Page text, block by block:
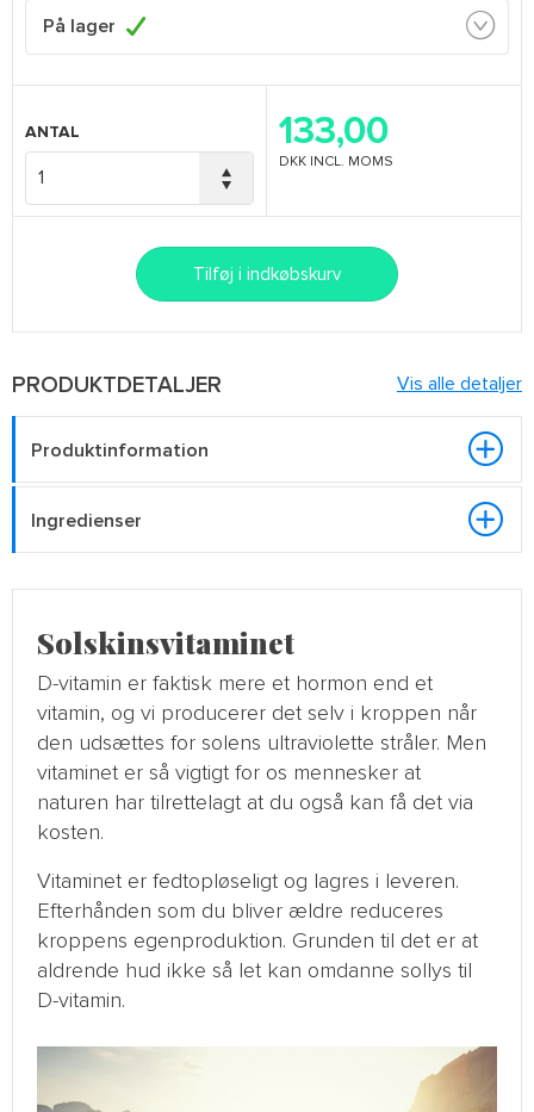
På lager
ANTAL 133,00
DKK INCL. MOMS
Tilføj i indkøbskurv
PRODUKTDETALJER Vis alle detaljer
Produktinformation
Ingredienser
Solskinsvitaminet
D-vitamin er faktisk mere et hormon end et
vitamin, og vi producerer det selv i kroppen når
den udsættes for solens ultraviolette stråler. Men
vitaminet er så vigtigt for os mennesker at
naturen har tilrettelagt at du også kan få det via
kosten.
Vitaminet er fedtopløseligt og lagres i leveren.
Efterhånden som du bliver ældre reduceres
kroppens egenproduktion. Grunden til det er at
aldrende hud ikke så let kan omdanne sollys til
D-vitamin.